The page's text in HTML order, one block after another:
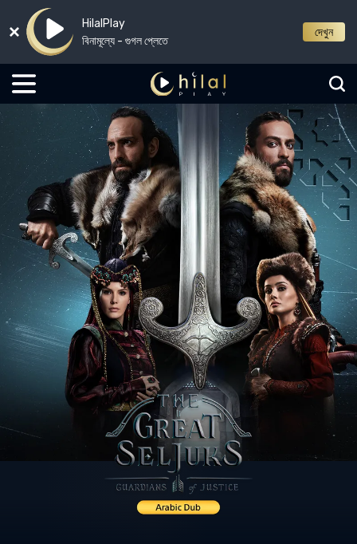
HilalPlay
বিনামূল্যে - গুগল প্লেতে
দেখুন